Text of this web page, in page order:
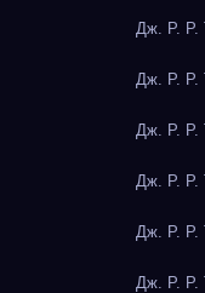
Дж. Р. Р.
Дж. Р. Р.
Дж. Р. Р.
Дж. Р. Р.
Дж. Р. Р.
Дж. Р. Р.